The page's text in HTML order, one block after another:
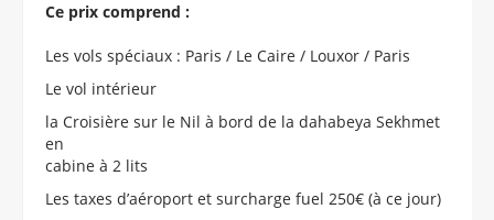
Ce prix comprend :
Les vols spéciaux : Paris / Le Caire / Louxor / Paris
Le vol intérieur
la Croisière sur le Nil à bord de la dahabeya Sekhmet
en
cabine à 2 lits
Les taxes d’aéroport et surcharge fuel 250€ (à ce jour)